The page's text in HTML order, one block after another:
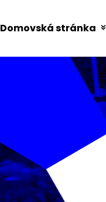
treści
Domovská stránka